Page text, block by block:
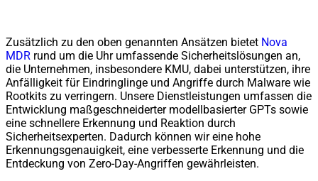
Zusätzlich zu den oben genannten Ansätzen bietet Nova
MDR rund um die Uhr umfassende Sicherheitslösungen an,
die Unternehmen, insbesondere KMU, dabei unterstützen, ihre
Anfälligkeit für Eindringlinge und Angriffe durch Malware wie
Rootkits zu verringern. Unsere Dienstleistungen umfassen die
Entwicklung maßgeschneiderter modellbasierter GPTs sowie
eine schnellere Erkennung und Reaktion durch
Sicherheitsexperten. Dadurch können wir eine hohe
Erkennungsgenauigkeit, eine verbesserte Erkennung und die
Entdeckung von Zero-Day-Angriffen gewährleisten.